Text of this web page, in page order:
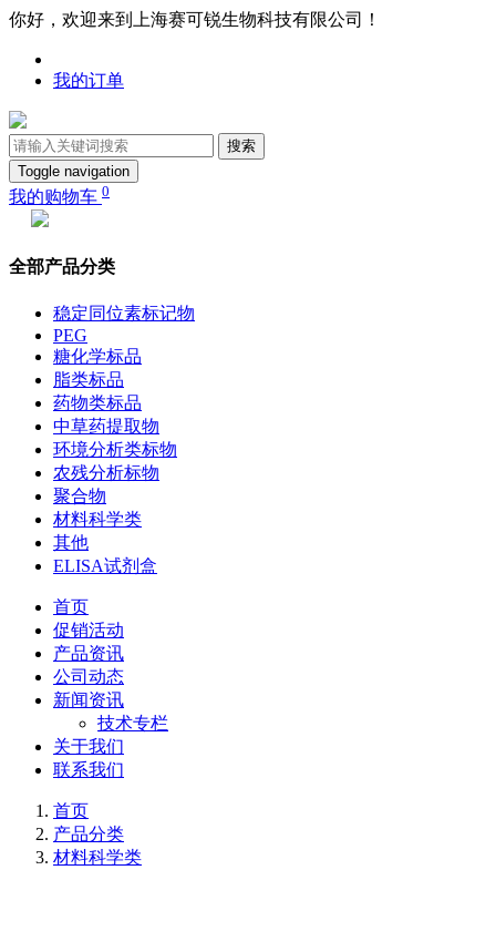
你好，欢迎来到上海赛可锐生物科技有限公司！
我的订单
搜索
Toggle navigation
我的购物车 0
全部产品分类
稳定同位素标记物
PEG
糖化学标品
脂类标品
药物类标品
中草药提取物
环境分析类标物
农残分析标物
聚合物
材料科学类
其他
ELISA试剂盒
首页
促销活动
产品资讯
公司动态
新闻资讯
技术专栏
关于我们
联系我们
首页
产品分类
材料科学类